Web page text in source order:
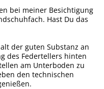
bei meiner Besichtigung
Hast Du das
der guten Substanz an
des Federtellers hinten
am Unterboden zu
den technischen